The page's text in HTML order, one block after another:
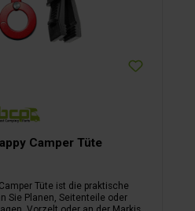
Camper Tüte
Tüte ist die praktische
Sie Planen, Seitenteile oder